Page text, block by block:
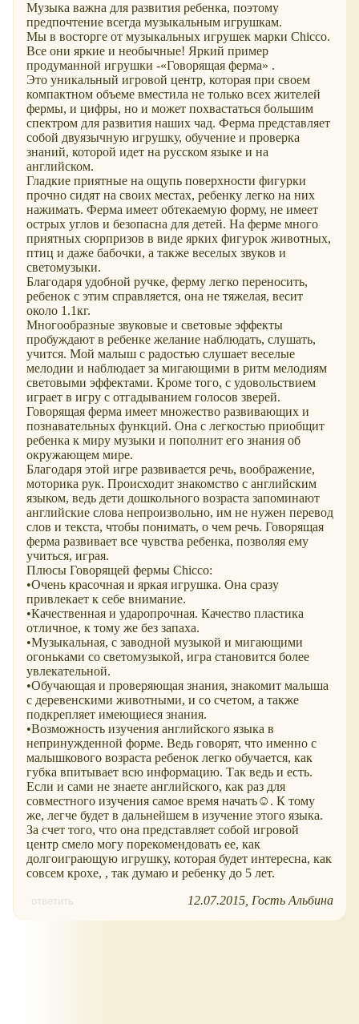
Музыка важна для развития ребенка, поэтому
предпочтение всегда музыкальным игрушкам.
Мы в восторге от музыкальных игрушек марки Chicco.
Все они яркие и необычные! Яркий пример
продуманной игрушки -«Говорящая ферма» .
Это уникальный игровой центр, которая при своем
компактном объеме вместила не только всех жителей
фермы, и цифры, но и может похвастаться большим
спектром для развития наших чад. Ферма представляет
собой двуязычную игрушку, обучение и проверка
знаний, которой идет на русском языке и на
английском.
Гладкие приятные на ощупь поверхности фигурки
прочно сидят на своих местах, ребенку легко на них
нажимать. Ферма имеет обтекаемую форму, не имеет
острых углов и безопасна для детей. На ферме много
приятных сюрпризов в виде ярких фигурок животных,
птиц и даже бабочки, а также веселых звуков и
светомузыки.
Благодаря удобной ручке, ферму легко переносить,
ребенок с этим справляется, она не тяжелая, весит
около 1.1кг.
Многообразные звуковые и световые эффекты
пробуждают в ребенке желание наблюдать, слушать,
учится. Мой малыш с радостью слушает веселые
мелодии и наблюдает за мигающими в ритм мелодиям
световыми эффектами. Кроме того, с удовольствием
играет в игру с отгадыванием голосов зверей.
Говорящая ферма имеет множество развивающих и
познавательных функций. Она с легкостью приобщит
ребенка к миру музыки и пополнит его знания об
окружающем мире.
Благодаря этой игре развивается речь, воображение,
моторика рук. Происходит знакомство с английским
языком, ведь дети дошкольного возраста запоминают
английские слова непроизвольно, им не нужен перевод
слов и текста, чтобы понимать, о чем речь. Говорящая
ферма развивает все чувства ребенка, позволяя ему
учиться, играя.
Плюсы Говорящей фермы Chicco:
•Очень красочная и яркая игрушка. Она сразу
привлекает к себе внимание.
•Качественная и ударопрочная. Качество пластика
отличное, к тому же без запаха.
•Музыкальная, с заводной музыкой и мигающими
огоньками со светомузыкой, игра становится более
увлекательной.
•Обучающая и проверяющая знания, знакомит малыша
с деревенскими животными, и со счетом, а также
подкрепляет имеющиеся знания.
•Возможность изучения английского языка в
непринужденной форме. Ведь говорят, что именно с
малышкового возраста ребенок легко обучается, как
губка впитывает всю информацию. Так ведь и есть.
Если и сами не знаете английского, как раз для
совместного изучения самое время начать☺. К тому
же, легче будет в дальнейшем в изучение этого языка.
За счет того, что она представляет собой игровой
центр смело могу порекомендовать ее, как
долгоиграющую игрушку, которая будет интересна, как
совсем крохе, , так думаю и ребенку до 5 лет.
ответить 12.07.2015 Гость Альбина